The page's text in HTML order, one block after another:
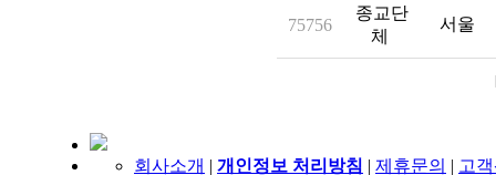
75756
종교단
체
서울
회사소개 | 개인정보 처리방침 | 제휴문의 | 고